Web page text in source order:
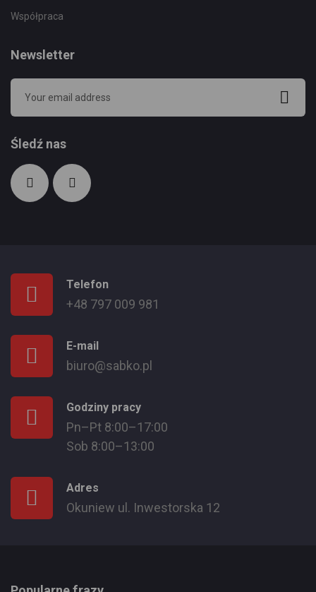
Współpraca
Newsletter
Śledź nas
Telefon
+48 797 009 981
E-mail
biuro@sabko.pl
Godziny pracy
Pn–Pt 8:00–17:00
Sob 8:00–13:00
Adres
Okuniew ul. Inwestorska 12